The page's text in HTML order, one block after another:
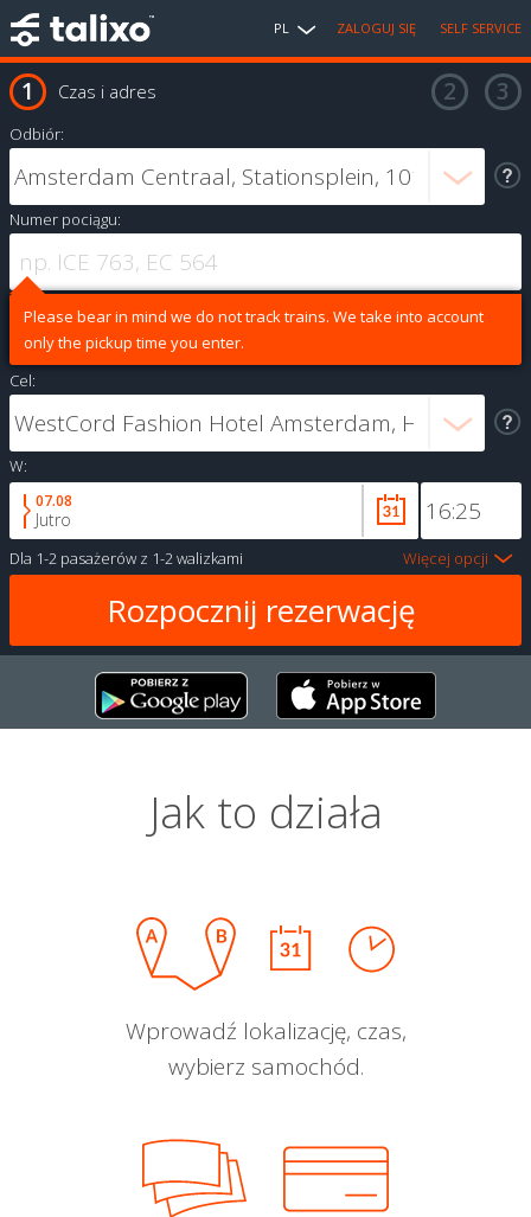
PL ZALOGUJ SIĘ SELF SERVICE
Czas i adres
Odbiór:
Numer pociągu:
Please bear in mind we do not track trains. We take into account
only the pickup time you enter.
Cel:
W:
07.08
Jutro
Dla 1-2 pasażerów z 1-2 walizkami Więcej opcji
Jak to działa
Wprowadź lokalizację, czas,
wybierz samochód.